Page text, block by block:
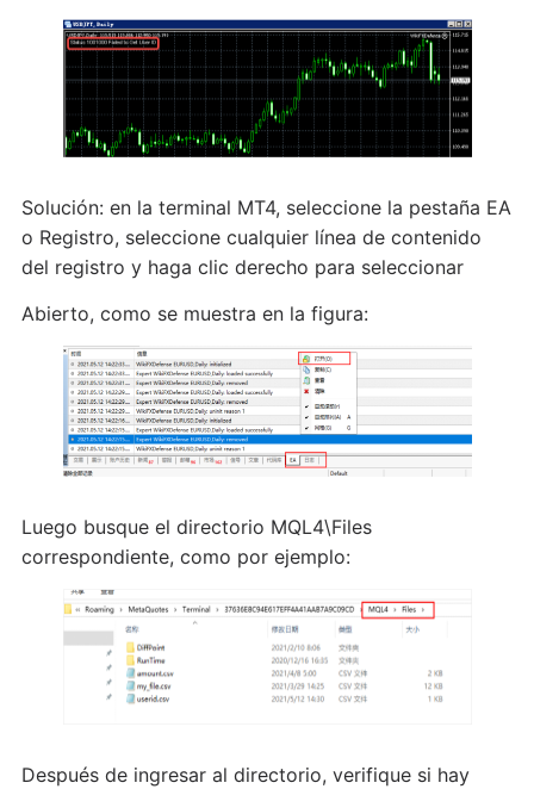
Solución: en la terminal MT4, seleccione la pestaña EA
o Registro, seleccione cualquier línea de contenido
del registro y haga clic derecho para seleccionar
Abierto, como se muestra en la figura:
Luego busque el directorio MQL4\Files
correspondiente, como por ejemplo:
Después de ingresar al directorio, verifique si hay